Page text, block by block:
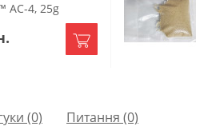
AC-4, 25g
(0) Питання (0)